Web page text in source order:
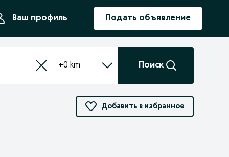
Ваш профиль Подать объявление
+0 km Поиск
Добавить в избранное